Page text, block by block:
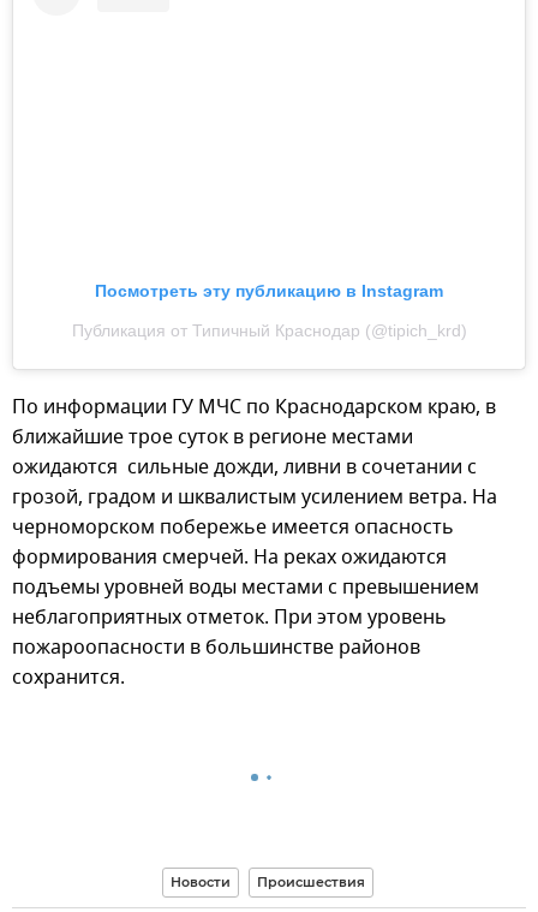
Посмотреть эту публикацию в Instagram
Публикация от Типичный Краснодар (@tipich_krd)
По информации ГУ МЧС по Краснодарском краю, в
ближайшие трое суток в регионе местами
ожидаются сильные дожди, ливни в сочетании с
грозой, градом и шквалистым усилением ветра. На
черноморском побережье имеется опасность
формирования смерчей. На реках ожидаются
подъемы уровней воды местами с превышением
неблагоприятных отметок. При этом уровень
пожароопасности в большинстве районов
сохранится.
Новости Происшествия